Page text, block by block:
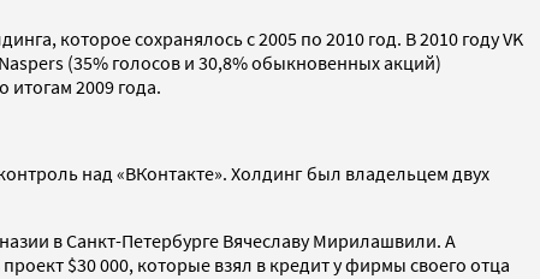
которое сохранялось с 2005 по 2010 год. В 2010 году VK
(35% голосов и 30,8% обыкновенных акций)
2009 года.
над «ВКонтакте». Холдинг был владельцем двух
в Санкт-Петербурге Вячеславу Мирилашвили. А
$30 000, которые взял в кредит у фирмы своего отца